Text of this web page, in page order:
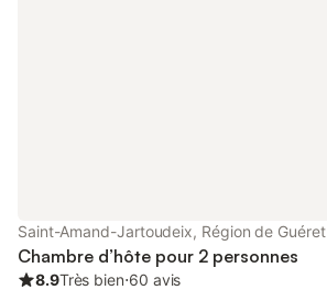
Saint-Amand-Jartoudeix, Région de Guéret
Chambre d’hôte pour 2 personnes
8.9Très bien⋅60 avis